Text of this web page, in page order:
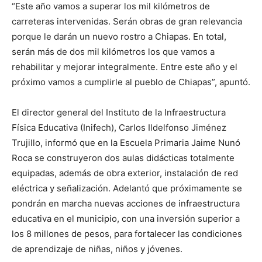
“Este año vamos a superar los mil kilómetros de
carreteras intervenidas. Serán obras de gran relevancia
porque le darán un nuevo rostro a Chiapas. En total,
serán más de dos mil kilómetros los que vamos a
rehabilitar y mejorar integralmente. Entre este año y el
próximo vamos a cumplirle al pueblo de Chiapas”, apuntó.
El director general del Instituto de la Infraestructura
Física Educativa (Inifech), Carlos Ildelfonso Jiménez
Trujillo, informó que en la Escuela Primaria Jaime Nunó
Roca se construyeron dos aulas didácticas totalmente
equipadas, además de obra exterior, instalación de red
eléctrica y señalización. Adelantó que próximamente se
pondrán en marcha nuevas acciones de infraestructura
educativa en el municipio, con una inversión superior a
los 8 millones de pesos, para fortalecer las condiciones
de aprendizaje de niñas, niños y jóvenes.